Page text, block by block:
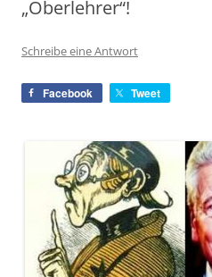
„Oberlehrer“!
Schreibe eine Antwort
Facebook Tweet